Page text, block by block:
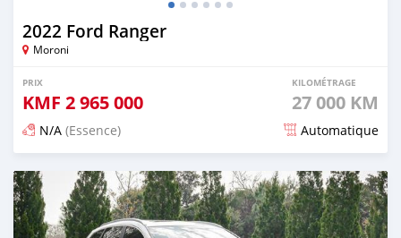
2022 Ford Ranger
Moroni
PRIX
KMF 2 965 000
KILOMÉTRAGE
27 000 KM
N/A (Essence) Automatique
Publié il y a 5 mois